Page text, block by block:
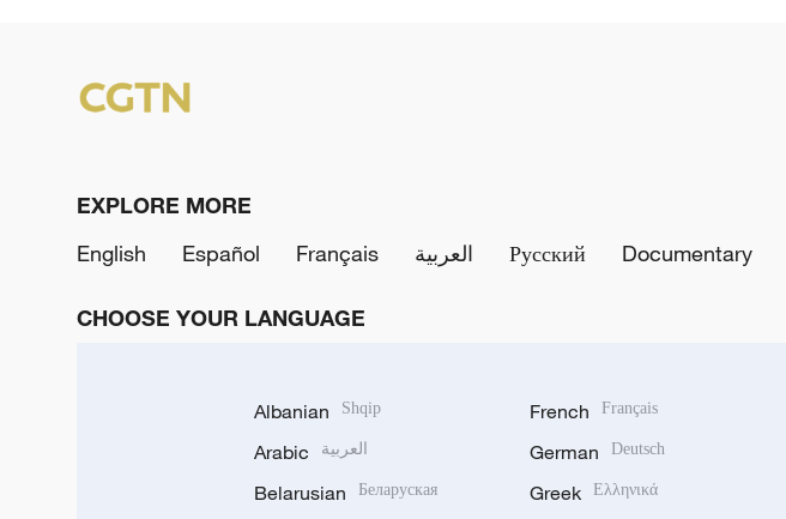
EXPLORE MORE
English
Español Français العربية Русский Documentary
CHOOSE YOUR LANGUAGE
Albanian Shqip
Arabic العربية
Belarusian Беларуская
French Français
German Deutsch
Greek Ελληνικά